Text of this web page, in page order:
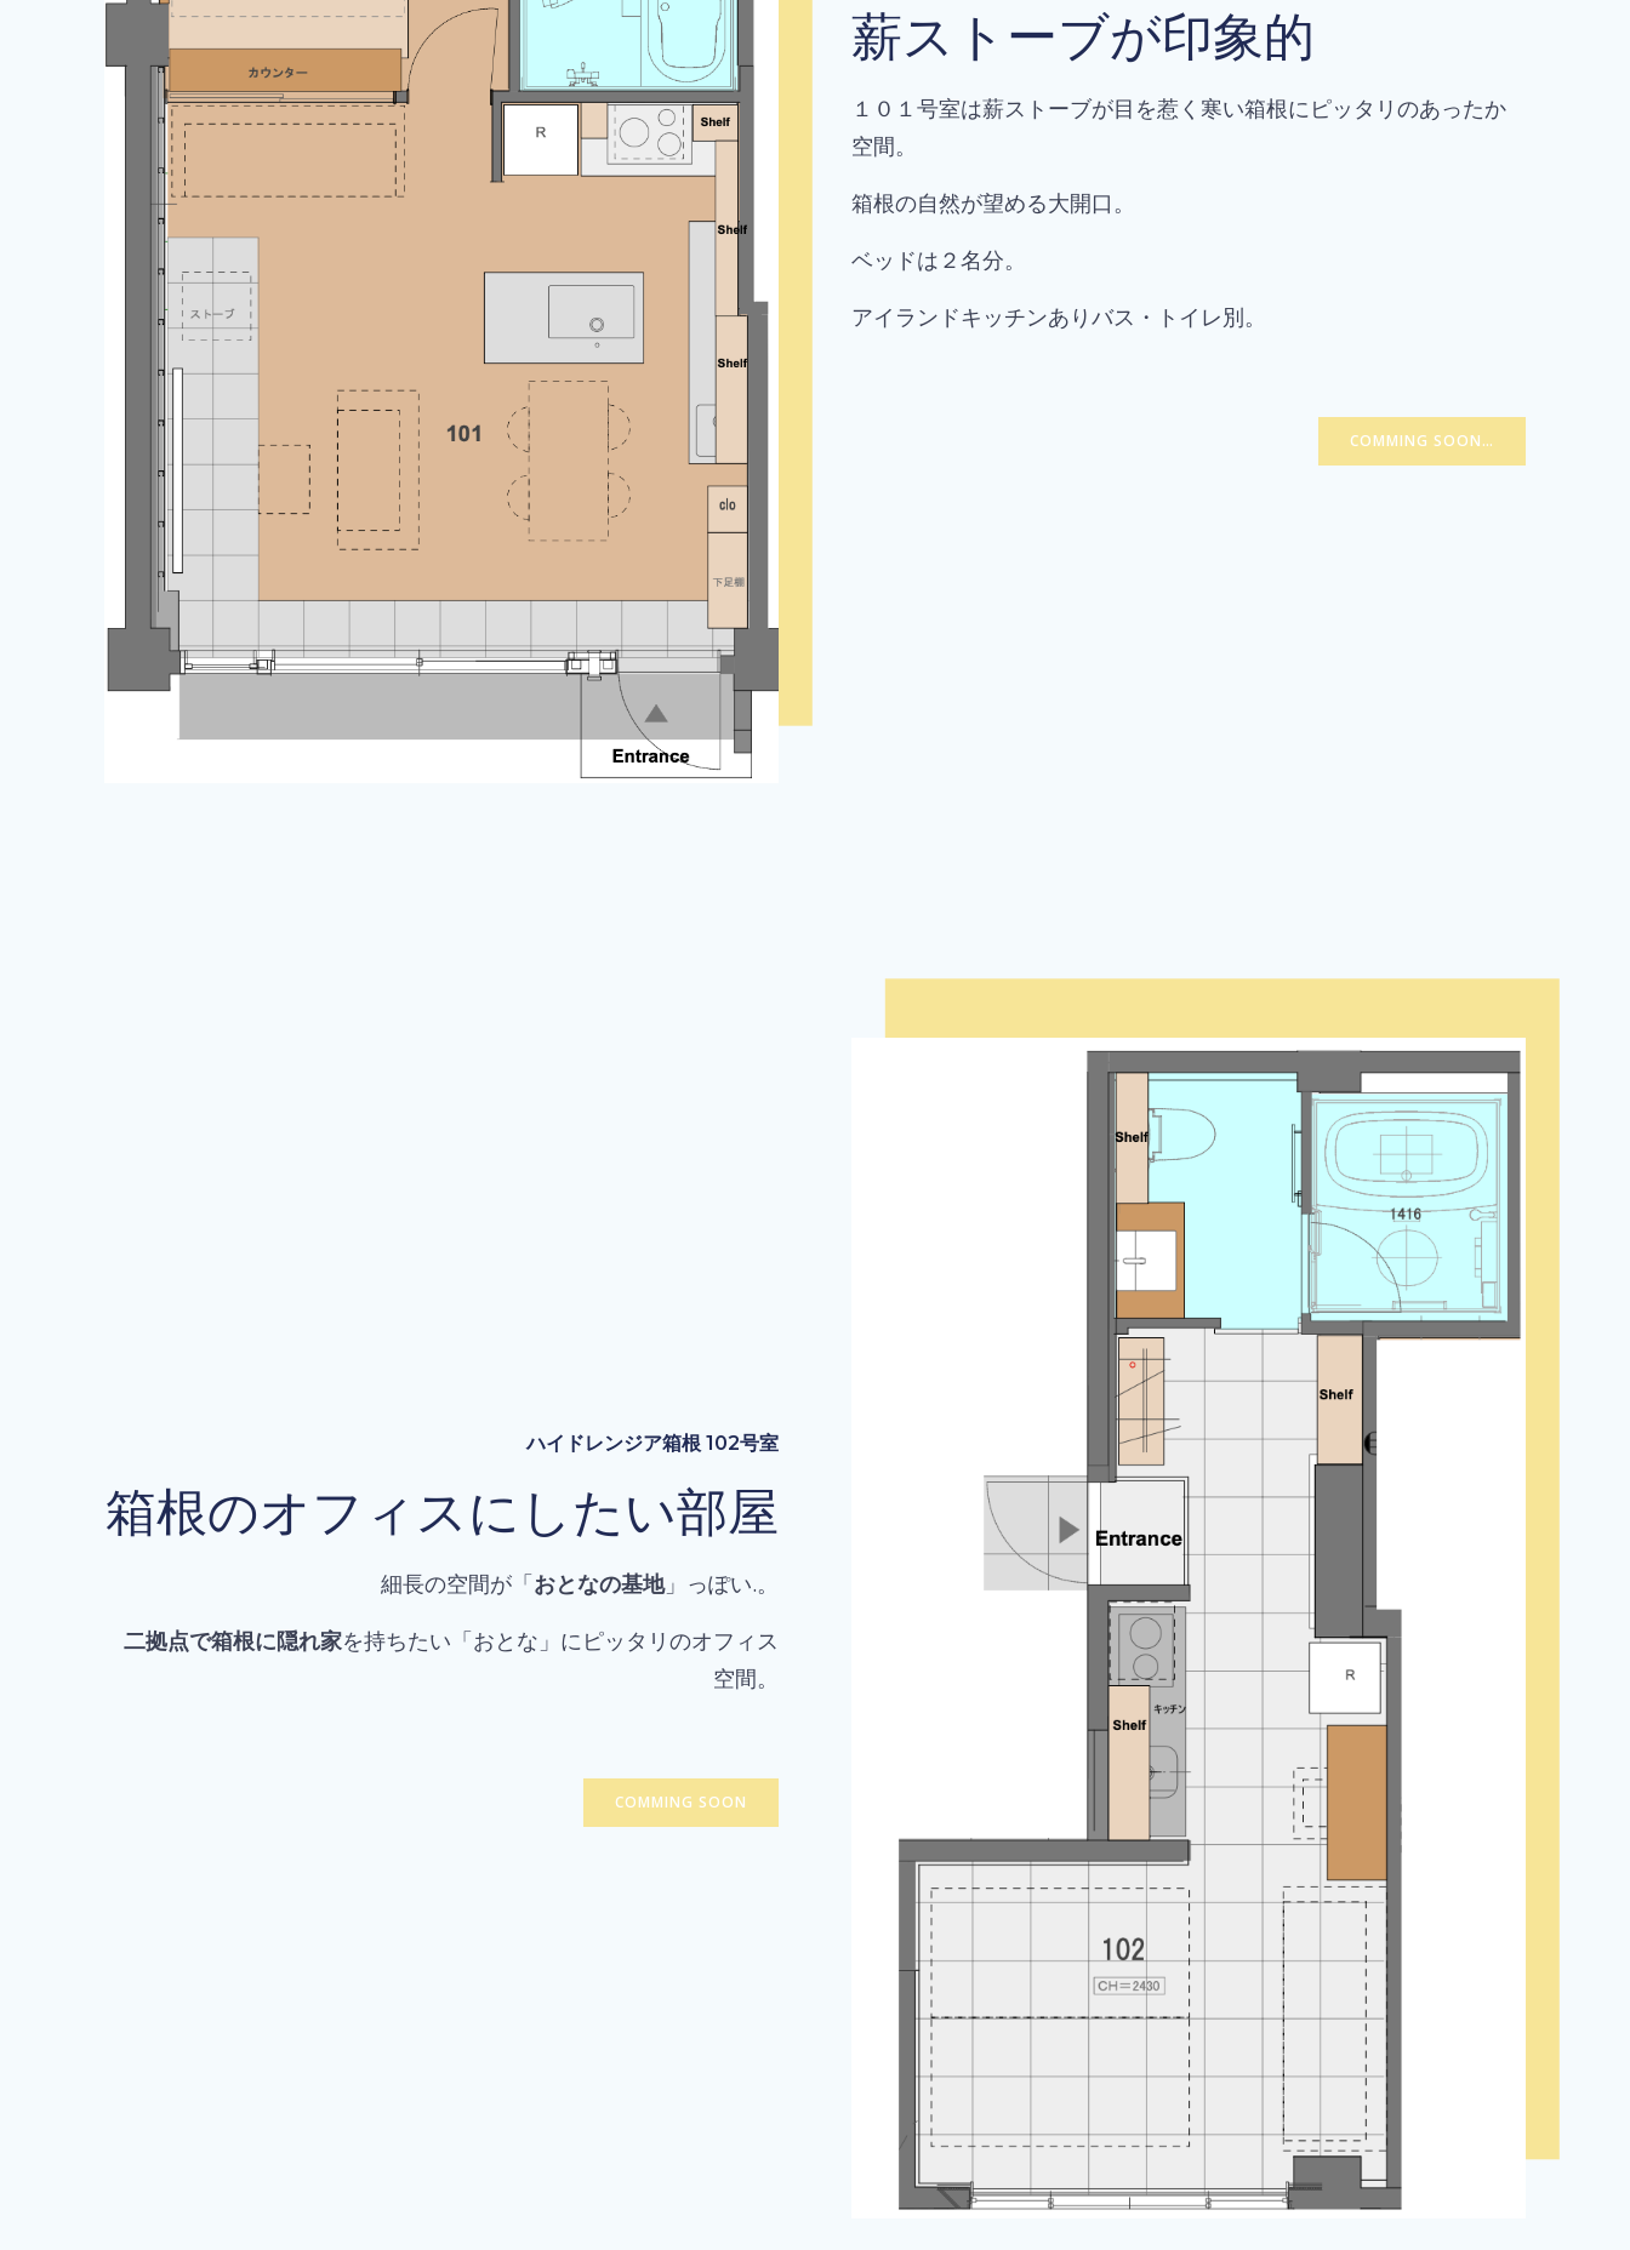
薪ストーブが印象的
１０１号室は薪ストーブが目を惹く寒い箱根にピッタリのあったか
空間。
箱根の自然が望める大開口。
ベッドは２名分。
アイランドキッチンありバス・トイレ別。
COMMING SOON…
ハイドレンジア箱根 102号室
箱根のオフィスにしたい部屋
細長の空間が「おとなの基地」っぽい.。
二拠点で箱根に隠れ家を持ちたい「おとな」にピッタリのオフィス
空間。
COMMING SOON